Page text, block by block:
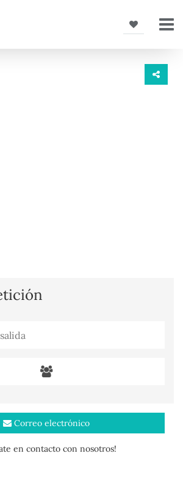
Correo electrónico
en contacto con nosotros!